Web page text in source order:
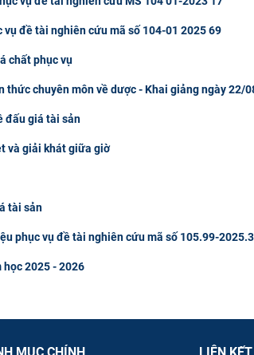
đề tài nghiên cứu mã số 104-01 2025 69
chất phục vụ
chuyên môn về dược - Khai giảng ngày 22/
đấu giá tài sản
và giải khát giữa giờ
tài sản
phục vụ đề tài nghiên cứu mã số 105.99-
2025 - 2026